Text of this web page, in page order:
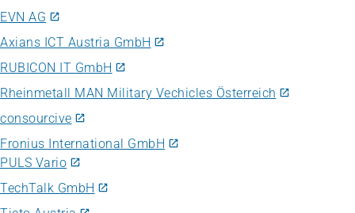
EVN AG
Axians ICT Austria GmbH
RUBICON IT GmbH
Rheinmetall MAN Military Vechicles Österreich
consourcive
Fronius International GmbH
PULS Vario
TechTalk GmbH